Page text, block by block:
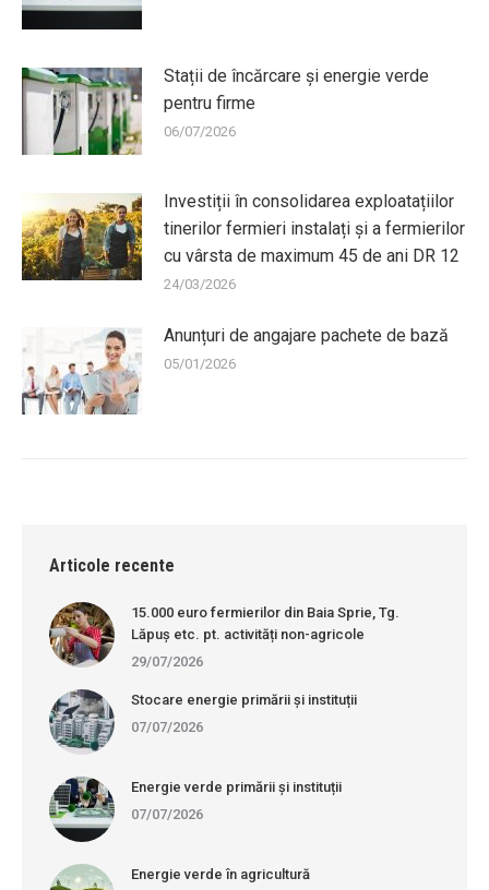
Stații de încărcare și energie verde
pentru firme
06/07/2026
Investiții în consolidarea exploatațiilor
tinerilor fermieri instalați și a fermierilor
cu vârsta de maximum 45 de ani DR 12
24/03/2026
Anunțuri de angajare pachete de bază
05/01/2026
Articole recente
15.000 euro fermierilor din Baia Sprie, Tg.
Lăpuș etc. pt. activități non-agricole
29/07/2026
Stocare energie primării și instituții
07/07/2026
Energie verde primării și instituții
07/07/2026
Energie verde în agricultură